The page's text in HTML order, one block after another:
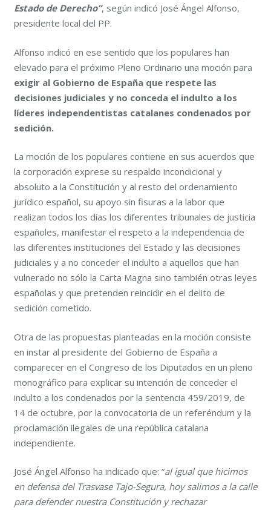
Estado de Derecho”, según indicó José Ángel Alfonso,
presidente local del PP.
Alfonso indicó en ese sentido que los populares han
elevado para el próximo Pleno Ordinario una moción para
exigir al Gobierno de España que respete las
decisiones judiciales y no conceda el indulto a los
líderes independentistas catalanes condenados por
sedición.
La moción de los populares contiene en sus acuerdos que
la corporación exprese su respaldo incondicional y
absoluto a la Constitución y al resto del ordenamiento
jurídico español, su apoyo sin fisuras a la labor que
realizan todos los días los diferentes tribunales de justicia
españoles, manifestar el respeto a la independencia de
las diferentes instituciones del Estado y las decisiones
judiciales y a no conceder el indulto a aquellos que han
vulnerado no sólo la Carta Magna sino también otras leyes
españolas y que pretenden reincidir en el delito de
sedición cometido.
Otra de las propuestas planteadas en la moción consiste
en instar al presidente del Gobierno de España a
comparecer en el Congreso de los Diputados en un pleno
monográfico para explicar su intención de conceder el
indulto a los condenados por la sentencia 459/2019, de
14 de octubre, por la convocatoria de un referéndum y la
proclamación ilegales de una república catalana
independiente.
José Ángel Alfonso ha indicado que: “al igual que hicimos
en defensa del Trasvase Tajo-Segura, hoy salimos a la calle
para defender nuestra Constitución y rechazar